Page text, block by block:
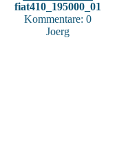
fiat410_195000_01
Kommentare: 0
Joerg